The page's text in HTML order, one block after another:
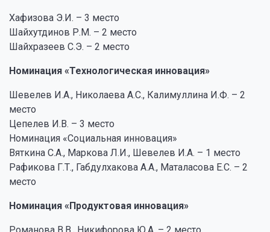
Хафизова Э.И. – 3 место
Шайхутдинов Р.М. – 2 место
Шайхразеев С.Э. – 2 место
Номинация «Технологическая инновация»
Шевелев И.А., Николаева А.С., Калимуллина И.Ф. – 2
место
Цепелев И.В. – 3 место
Номинация «Социальная инновация»
Вяткина С.А., Маркова Л.И., Шевелев И.А. – 1 место
Рафикова Г.Т., Габдулхакова А.А., Маталасова Е.С. – 2
место
Номинация «Продуктовая инновация»